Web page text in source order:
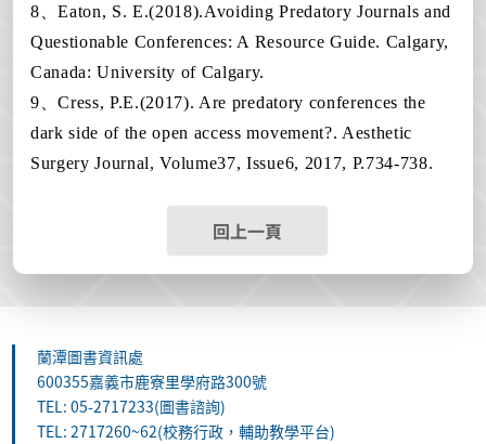
8、Eaton, S. E.(2018).Avoiding Predatory Journals and
Questionable Conferences: A Resource Guide. Calgary,
Canada: University of Calgary.
9、Cress, P.E.(2017). Are predatory conferences the
dark side of the open access movement?. Aesthetic
Surgery Journal, Volume37, Issue6, 2017, P.734-738.
回上一頁
蘭潭圖書資訊處
600355嘉義市鹿寮里學府路300號
TEL: 05-2717233(圖書諮詢)
TEL: 2717260~62(校務行政，輔助教學平台)